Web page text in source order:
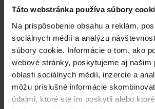
Táto webstránka používa súbory
Na prispôsobenie obsahu a reklám,
sociálnych médií a analýzu
súbory cookie. Informácie o tom, ako
webové stránky, poskytujeme aj našim
oblasti sociálnych médií, inzercie a
môžu príslušné informácie
údajmi, ktoré ste im poskytli alebo
Dostupnost:Prodej ukončen
Spýtajte sa predavača
Podrobný popis